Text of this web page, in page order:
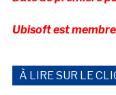
Ubisoft est
À LIRE SUR LE